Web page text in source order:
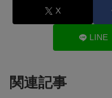
X
LINE
関連記事